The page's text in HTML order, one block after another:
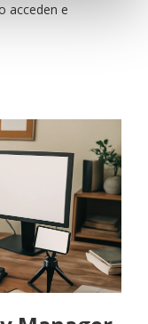
acceden e